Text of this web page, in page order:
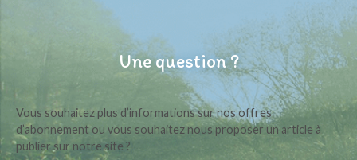
Une question ?
Vous souhaitez plus d’informations sur nos offres
d’abonnement ou vous souhaitez nous proposer un article à
publier sur notre site ?